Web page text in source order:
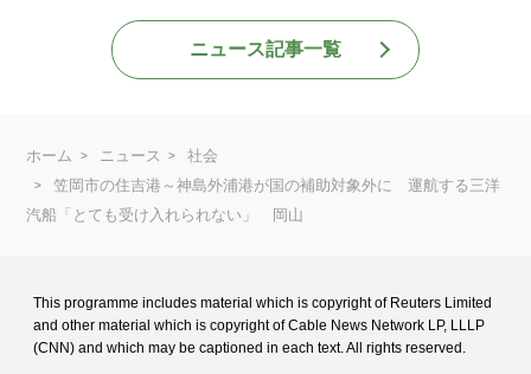
ニュース記事一覧
ホーム ニュース
社会
笠岡市の住吉港～神島外浦港が国の補助対象外に 運航する三洋
汽船「とても受け入れられない」 岡山
This programme includes material which is copyright of Reuters Limited
and other material which is copyright of Cable News Network LP, LLLP
(CNN) and which may be captioned in each text. All rights reserved.